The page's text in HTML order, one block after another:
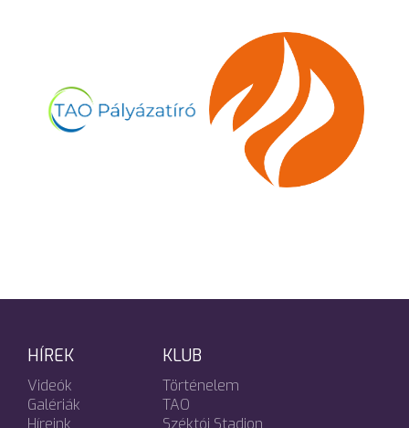
HÍREK
Videók
Galériák
Híreink
KLUB
Történelem
TAO
Széktói Stadion